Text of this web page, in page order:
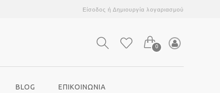
Είσοδος ή Δημιουργία λογαριασμού
0
BLOG ΕΠΙΚΟΙΝΩΝΙΑ